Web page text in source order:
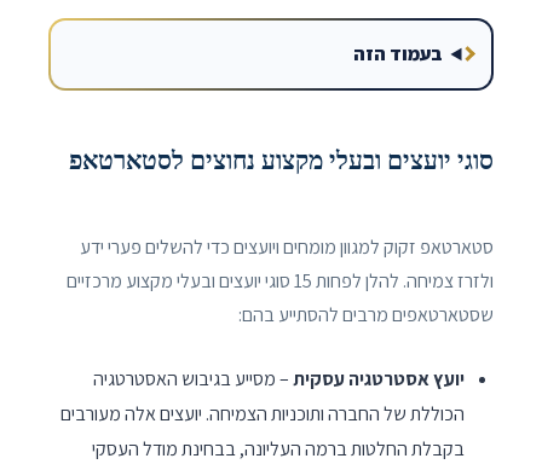
בעמוד הזה
סוגי יועצים ובעלי מקצוע נחוצים לסטארטאפ
סטארטאפ זקוק למגוון מומחים ויועצים כדי להשלים פערי ידע
ולזרז צמיחה. להלן לפחות 15 סוגי יועצים ובעלי מקצוע מרכזיים
שסטארטאפים מרבים להסתייע בהם:
יועץ אסטרטגיה עסקית– מסייע בגיבוש האסטרטגיה
הכוללת של החברה ותוכניות הצמיחה. יועצים אלה מעורבים
בקבלת החלטות ברמה העליונה, בבחינת מודל העסקי